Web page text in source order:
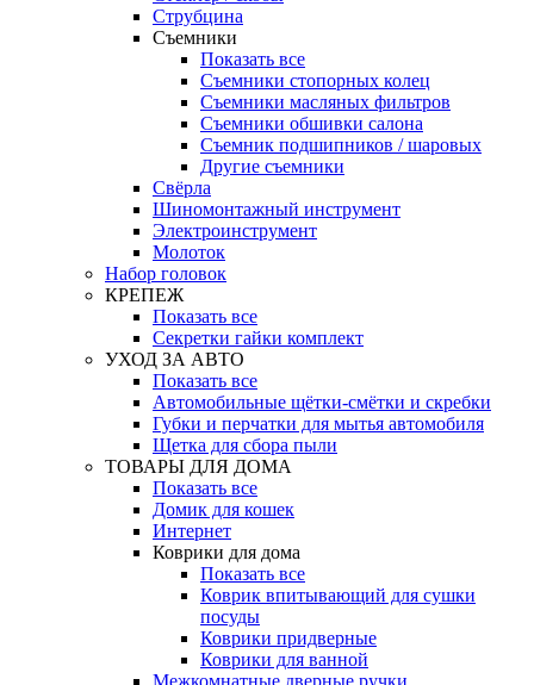
Струбцина
Съемники
Показать все
Съемники стопорных колец
Съемники масляных фильтров
Съемники обшивки салона
Съемник подшипников / шаровых
Другие съемники
Свёрла
Шиномонтажный инструмент
Электроинструмент
Молоток
Набор головок
КРЕПЕЖ
Показать все
Секретки гайки комплект
УХОД ЗА АВТО
Показать все
Автомобильные щётки-смётки и скребки
Губки и перчатки для мытья автомобиля
Щетка для сбора пыли
ТОВАРЫ ДЛЯ ДОМА
Показать все
Домик для кошек
Интернет
Коврики для дома
Показать все
Коврик впитывающий для сушки
посуды
Коврики придверные
Коврики для ванной